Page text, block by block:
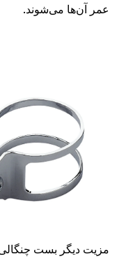
عمر آن‌ها می‌شوند.
مزیت دیگر بست